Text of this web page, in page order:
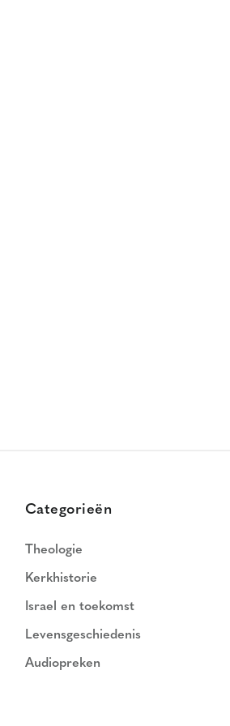
Categorieën
Theologie
Kerkhistorie
Israel en toekomst
Levensgeschiedenis
Audiopreken